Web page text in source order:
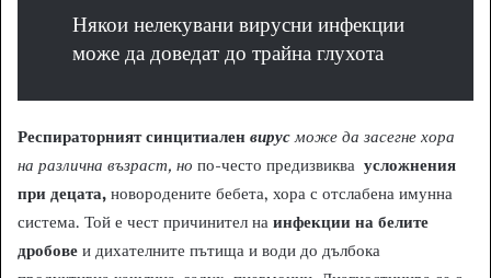
Някои нелекувани вирусни инфекции
може да доведат до трайна глухота
Респираторният синцитиален вирусможе да засегне хора
на различна възраст, но по-често предизвиква усложнения
при децата, новородените бебета, хора с отслабена имунна
система. Той е чест причинител на инфекции на белите
дробове и дихателните пътища и води до дълбока